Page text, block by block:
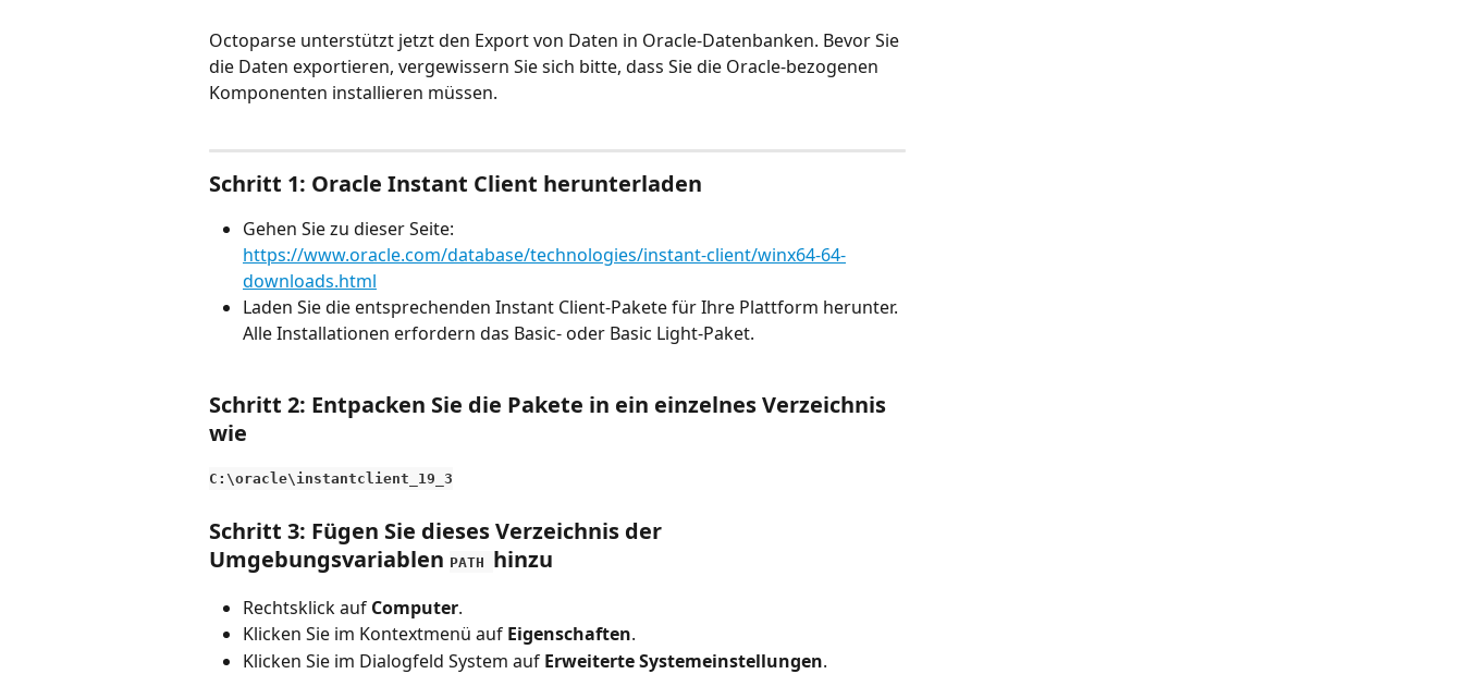
Octoparse unterstützt jetzt den Export von Daten in Oracle-Datenbanken. Bevor Sie
die Daten exportieren, vergewissern Sie sich bitte, dass Sie die Oracle-bezogenen
Komponenten installieren müssen.
Schritt 1: Oracle Instant Client herunterladen
Gehen Sie zu dieser Seite:
https://www.oracle.com/database/technologies/instant-client/winx64-64-
downloads.html
Laden Sie die entsprechenden Instant Client-Pakete für Ihre Plattform herunter.
Alle Installationen erfordern das Basic- oder Basic Light-Paket.
Schritt 2: Entpacken Sie die Pakete in ein einzelnes Verzeichnis
wie
C:\oracle\instantclient_19_3
Schritt 3: Fügen Sie dieses Verzeichnis der
Umgebungsvariablen PATH hinzu
Rechtsklick auf Computer.
Klicken Sie im Kontextmenü auf Eigenschaften.
Klicken Sie im Dialogfeld System auf Erweiterte Systemeinstellungen.